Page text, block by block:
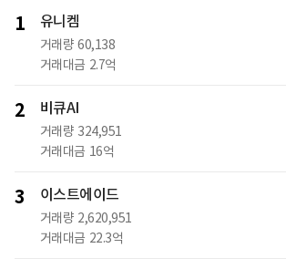
1 유니켐
거래량 60,138
거래대금 2.7억
2 비큐AI
거래량 324,951
거래대금 16억
3 이스트에이드
거래량 2,620,951
거래대금 22.3억